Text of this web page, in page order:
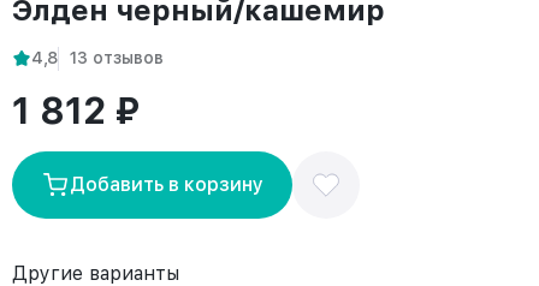
Элден черный/кашемир
4,8 13 отзывов
1 812 ₽
Добавить в корзину
Другие варианты